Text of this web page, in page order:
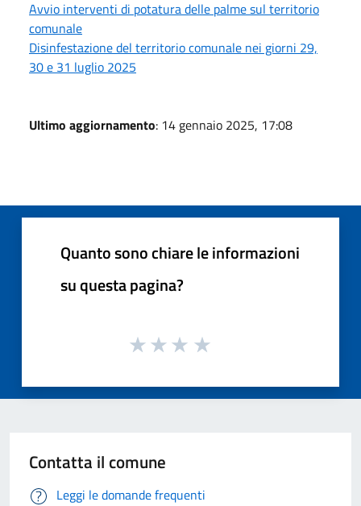
Avvio interventi di potatura delle palme sul territorio
comunale
Disinfestazione del territorio comunale nei giorni 29,
30 e 31 luglio 2025
Ultimo aggiornamento: 14 gennaio 2025, 17:08
Quanto sono chiare le informazioni
su questa pagina?
Contatta il comune
Leggi le domande frequenti